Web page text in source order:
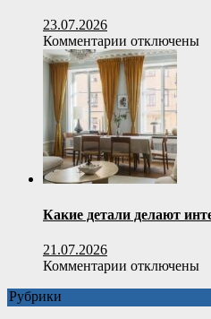
23.07.2026
Комментарии к
записи
Котловая
вода:
свойства
и
сфера
применения
отключены
Какие детали делают
21.07.2026
Комментарии котключены
Рубрики